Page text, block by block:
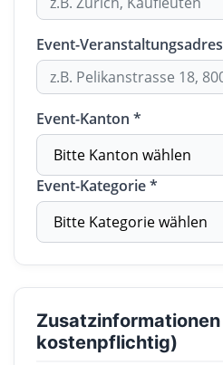
Event-
Event-Kanton *
Event-Kategorie *
kostenpflichtig)